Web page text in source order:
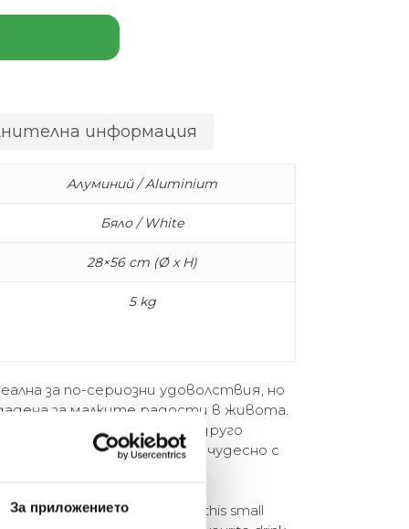
За приложението
информация
Алуминий / Aluminium
Бяло / White
28×56 cm (Ø x H)
5 kg
за по-сериозни удоволствия, но
за малките радости в живота.
и хубава книга. От какво друго
в няколко цвята и върви чудесно с
for life’s guilty pleasures, this small